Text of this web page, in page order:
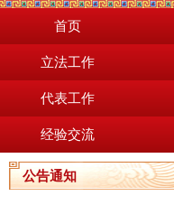
首页
立法工作
代表工作
经验交流
公告通知